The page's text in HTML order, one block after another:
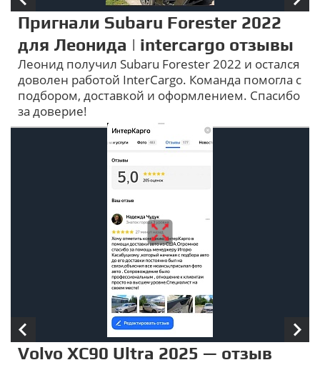
Пригнали Subaru Forester 2022
для Леонида | intercargo отзывы
Леонид получил Subaru Forester 2022 и остался
доволен работой InterCargo. Команда помогла с
подбором, доставкой и оформлением. Спасибо
за доверие!
Volvo XC90 Ultra 2025 — отзыв